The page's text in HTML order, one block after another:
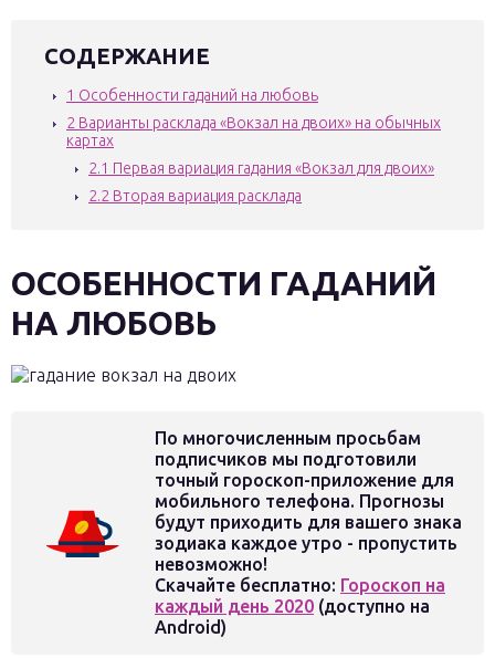
СОДЕРЖАНИЕ
1 Особенности гаданий на любовь
2 Варианты расклада «Вокзал на двоих» на обычных
картах
2.1 Первая вариация гадания «Вокзал для двоих»
2.2 Вторая вариация расклада
ОСОБЕННОСТИ ГАДАНИЙ
НА ЛЮБОВЬ
По многочисленным просьбам
подписчиков мы подготовили
точный гороскоп-приложение для
мобильного телефона. Прогнозы
будут приходить для вашего знака
зодиака каждое утро - пропустить
невозможно!
Скачайте бесплатно: Гороскоп на
каждый день 2020 (доступно на
Android)